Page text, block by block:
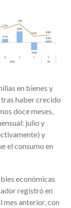
en bienes y
haber crecido
doce meses,
julio y
y
el consumo en
económicas
registró en
mes anterior, con